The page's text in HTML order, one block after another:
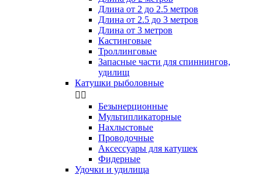
Длина от 2 до 2.5 метров
Длина от 2.5 до 3 метров
Длина от 3 метров
Кастинговые
Троллинговые
Запасные части для спиннингов,
удилищ
Катушки рыболовные
 
Безынерционные
Мультипликаторные
Нахлыстовые
Проводочные
Аксессуары для катушек
Фидерные
Удочки и удилища